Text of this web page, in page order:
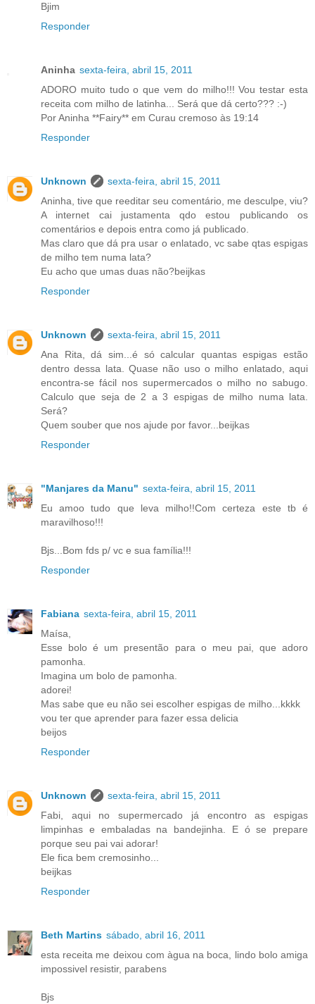
Bjim
Responder
Aninha sexta-feira, abril 15, 2011
ADORO muito tudo o que vem do milho!!! Vou testar esta
receita com milho de latinha... Será que dá certo??? :-)
Por Aninha **Fairy** em Curau cremoso às 19:14
Responder
Unknown
sexta-feira, abril 15, 2011
Aninha, tive que reeditar seu comentário, me desculpe, viu?
A internet cai justamenta qdo estou publicando os
comentários e depois entra como já publicado.
Mas claro que dá pra usar o enlatado, vc sabe qtas espigas
de milho tem numa lata?
Eu acho que umas duas não?beijkas
Responder
Unknown
sexta-feira, abril 15, 2011
Ana Rita, dá sim...é só calcular quantas espigas estão
dentro dessa lata. Quase não uso o milho enlatado, aqui
encontra-se fácil nos supermercados o milho no sabugo.
Calculo que seja de 2 a 3 espigas de milho numa lata.
Será?
Quem souber que nos ajude por favor...beijkas
Responder
"Manjares da Manu" sexta-feira, abril 15, 2011
Eu amoo tudo que leva milho!!Com certeza este tb é
maravilhoso!!!
Bjs...Bom fds p/ vc e sua família!!!
Responder
Fabiana sexta-feira, abril 15, 2011
Maísa,
Esse bolo é um presentão para o meu pai, que adoro
pamonha.
Imagina um bolo de pamonha.
adorei!
Mas sabe que eu não sei escolher espigas de milho...kkkk
vou ter que aprender para fazer essa delicia
beijos
Responder
Unknown
sexta-feira, abril 15, 2011
Fabi, aqui no supermercado já encontro as espigas
limpinhas e embaladas na bandejinha. E ó se prepare
porque seu pai vai adorar!
Ele fica bem cremosinho...
beijkas
Responder
Beth Martins sábado, abril 16, 2011
esta receita me deixou com àgua na boca, lindo bolo amiga
impossivel resistir, parabens
Bjs